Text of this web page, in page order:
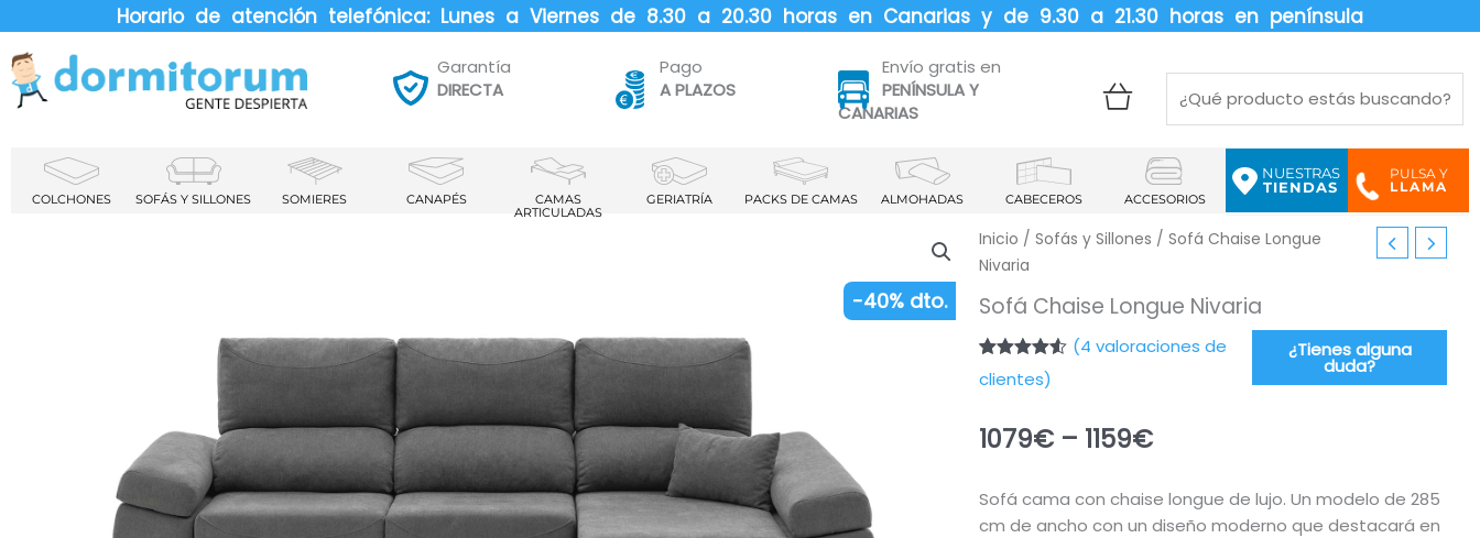
Horario de atención telefónica: Lunes a Viernes de 8.30 a 20.30 horas en Canarias y de 9.30 a 21.30 horas en península
Garantía
DIRECTA
Pago
A PLAZOS
Envío gratis en
PENÍNSULA Y
CANARIAS
COLCHONES SOFÁS Y SILLONES SOMIERES CANAPÉS
CAMAS
ARTICULADAS
GERIATRÍA PACKS DE CAMAS ALMOHADAS CABECEROS ACCESORIOS
NUESTRAS
TIENDAS
PULSA Y
LLAMA
-40% dto.
Inicio /Sofás y Sillones / Sofá Chaise Longue
Nivaria
Sofá Chaise Longue Nivaria
Valorado
con 4.50
valoraciones
de
(4 valoraciones de
clientes)
¿Tienes alguna
duda?
1079€ – 1159€
Sofá cama con chaise longue de lujo. Un modelo de 285
cm de ancho con un diseño moderno que destacará en
El
precio
era:
1.798,33€.
El
precio
es:
1.079,00€.